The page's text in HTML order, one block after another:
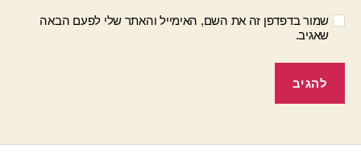
שמור בדפדפן זה את השם, האימייל והאתר שלי לפעם הבאה
שאגיב.